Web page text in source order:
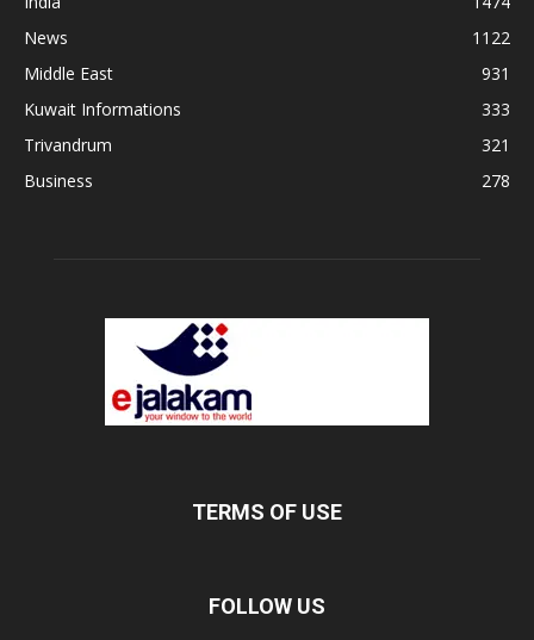
News
1122
Middle East
931
Kuwait Informations
333
Trivandrum
321
Business
278
TERMS OF USE
FOLLOW US